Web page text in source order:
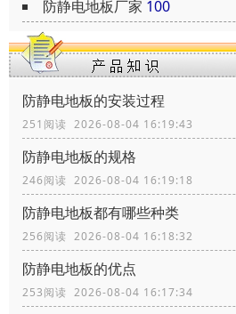
防静电地板厂家 100
防静电地板的安装过程
251阅读 2026-08-04 16:19:43
防静电地板的规格
246阅读 2026-08-04 16:19:18
防静电地板都有哪些种类
256阅读 2026-08-04 16:18:32
防静电地板的优点
253阅读 2026-08-04 16:17:34